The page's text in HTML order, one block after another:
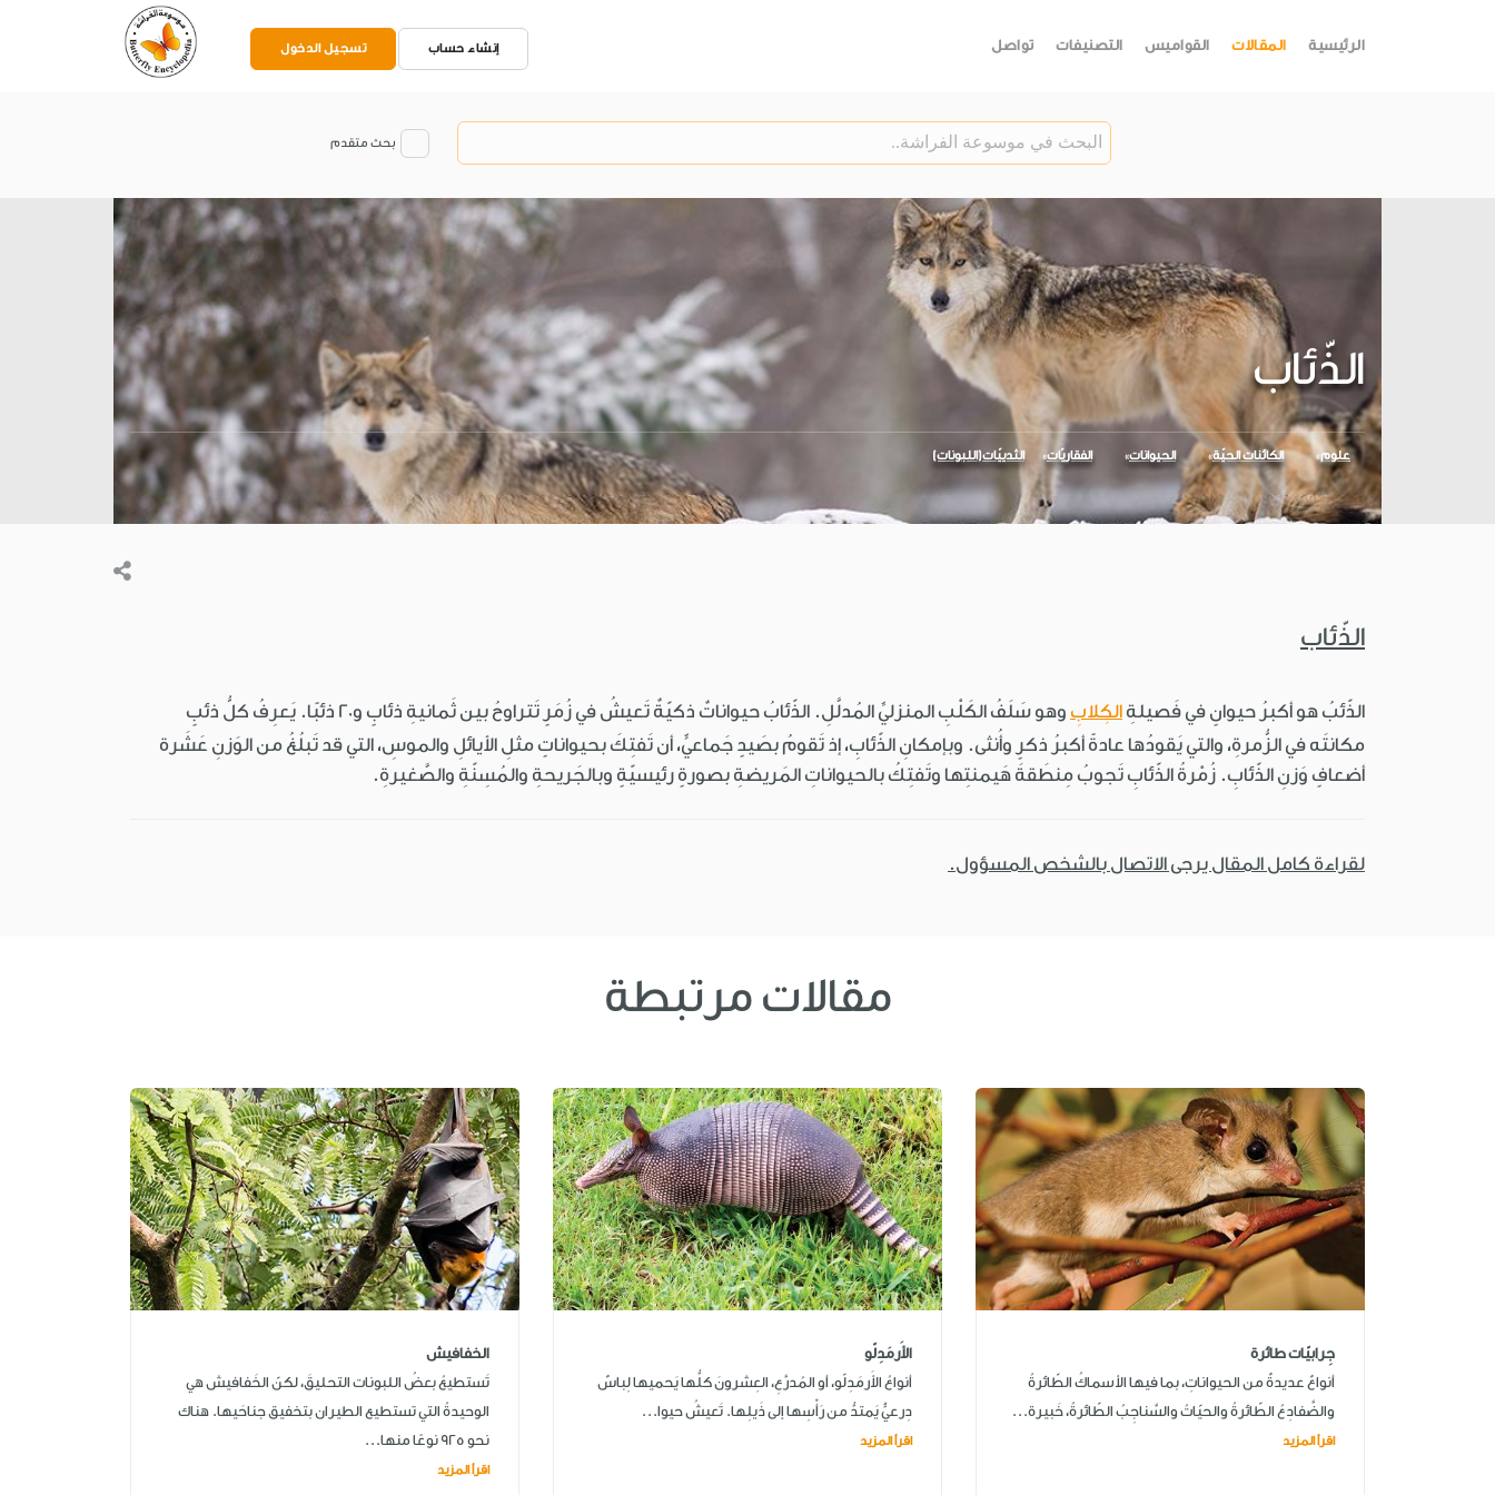
الرئيسية المقالات القواميس التصنيفات تواصل إنشاء حساب تسجيل الدخول
بحث متقدم
الذّئاب
علوم الكائنات الحيّة الحيوانات الفقاريّات الثدييّات(اللبونات)
الذّئاب
الذّئبُ هو أكبرُ حيوانٍ في فَصيلةِ الكِلابِ
وهو سَلَفُ الكَلْبِ المنزليِّ المُدلَّلِ. الذّئابُ حيواناتٌ ذكيّةٌ تَعيشُ في زُمَرٍ تَتراوحُ بين ثَمانيةِ ذئابٍ و20 ذئبًا. يَعرِفُ كلُّ ذئبٍ
مكانتَه في الزُّمرةِ، والتي يَقودُها عادةً أكبرُ ذكرٍ وأُنثى. وبإمكانِ الذّئابِ، إذ تَقومُ بصَيدٍ جَماعيٍّ، أن تَفتِكَ بحيواناتٍ مثلِ الأيائلِ والموسِ، التي قد تَبلُغُ من الوَزنِ عَشَرة
أضعافٍ وَزنِ الذّئابِ. زُمْرةُ الذّئابِ تَجوبُ مِنطَقةَ هَيمنتِها وتَفتِكُ بالحيواناتِ المَريضةِ بصورةٍ رئيسيّةٍ وبالجَريحةِ والمُسِنّةِ والصَّغيرةِ.
لقراءة كامل المقال يرجى الاتصال بالشخص المسؤول.
مقالات مرتبطة
جِرابيّات طائرة
أنواعٌ عديدةٌ من الحيواناتِ، بما فيها الأسماكُ الطّائرةُ
والضَّفادِعُ الطّائرةُ والحيّاتُ والسَّناجِبُ الطّائرةُ، خَبيرة...
اقرأ المزيد
الأَرمَدِلّو
أنواعُ الأَرمَدِلّو، أو المُدرَّعِ، العِشرونَ كلُّها يَحميها لِباسٌ
دِرعيٌّ يَمتدُّ من رَأْسِها إلى ذَيلِها. تَعيشُ حيوا...
اقرأ المزيد
الخفافيش
تَستطيعُ بعضُ اللبونات التحليقَ، لكنّ الخَفافيش هي
الوحيدةُ التي تستطيع الطيران بتخفيق جناحَيها. هناك
نحو 925 نوعًا منها...
اقرأ المزيد